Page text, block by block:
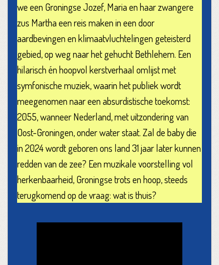
we een Groningse Jozef, Maria en haar zwangere
zus Martha een reis maken in een door
aardbevingen en klimaatvluchtelingen geteisterd
gebied, op weg naar het gehucht Bethlehem. Een
hilarisch én hoopvol kerstverhaal omlijst met
symfonische muziek, waarin het publiek wordt
meegenomen naar een absurdistische toekomst:
2055, wanneer Nederland, met uitzondering van
Oost-Groningen, onder water staat. Zal de baby die
in 2024 wordt geboren ons land 31 jaar later kunnen
redden van de zee? Een muzikale voorstelling vol
herkenbaarheid, Groningse trots en hoop, steeds
terugkomend op de vraag: wat is thuis?